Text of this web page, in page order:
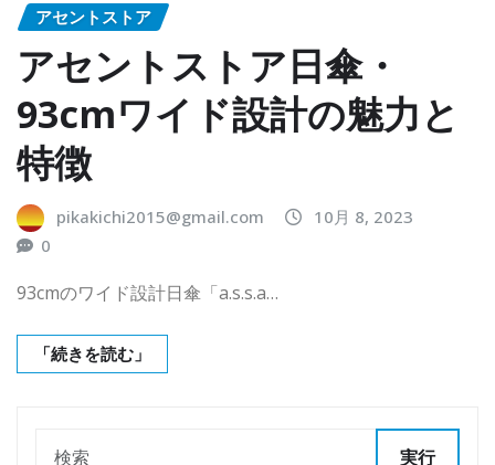
アセントストア
アセントストア日傘・
93cmワイド設計の魅力と
特徴
pikakichi2015@gmail.com
10月 8, 2023
0
93cmのワイド設計日傘「a.s.s.a…
「続きを読む」
実行